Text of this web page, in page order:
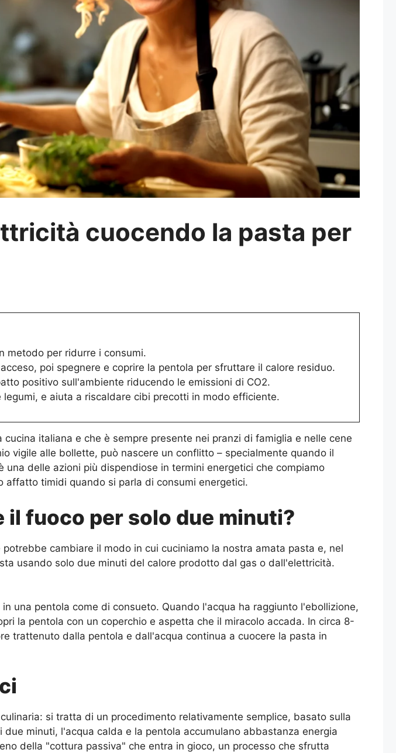
cuocendo la pasta per
metodo per ridurre i consumi.
poi spegnere e coprire la pentola per sfruttare il calore residuo.
positivo sull'ambiente riducendo le emissioni di CO2.
e aiuta a riscaldare cibi precotti in modo efficiente.
italiana e che è sempre presente nei pranzi di famiglia e nelle cene
vigile alle bollette, può nascere un conflitto – specialmente quando il
delle azioni più dispendiose in termini energetici che compiamo
affatto timidi quando si parla di consumi energetici.
fuoco per solo due minuti?
cambiare il modo in cui cuciniamo la nostra amata pasta e, nel
usando solo due minuti del calore prodotto dal gas o dall'elettricità.
una pentola come di consueto. Quando l'acqua ha raggiunto l'ebollizione,
la pentola con un coperchio e aspetta che il miracolo accada. In circa 8-
trattenuto dalla pentola e dall'acqua continua a cuocere la pasta in
si tratta di un procedimento relativamente semplice, basato sulla
due minuti, l'acqua calda e la pentola accumulano abbastanza energia
della "cottura passiva" che entra in gioco, un processo che sfrutta